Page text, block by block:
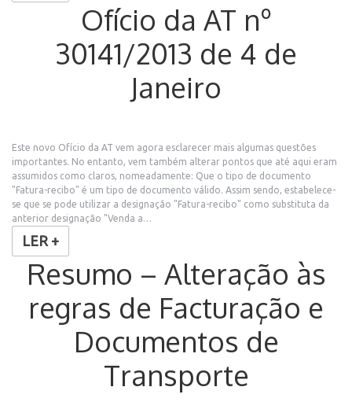
Ofício da AT nº
30141/2013 de 4 de
Janeiro
Este novo Ofício da AT vem agora esclarecer mais algumas questões
importantes. No entanto, vem também alterar pontos que até aqui eram
assumidos como claros, nomeadamente: Que o tipo de documento
"Fatura-recibo" é um tipo de documento válido. Assim sendo, estabelece-
se que se pode utilizar a designação "Fatura-recibo" como substituta da
anterior designação "Venda a…
LER +
Resumo – Alteração às
regras de Facturação e
Documentos de
Transporte